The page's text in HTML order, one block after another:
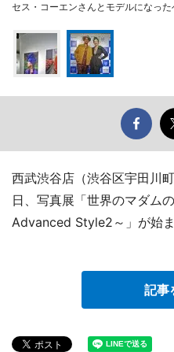
セス・コーエンさんとモデルになった
西武渋谷店（渋谷区宇田川
日、写真展「世界のマダム
Advanced Style2～」が始ま
記事